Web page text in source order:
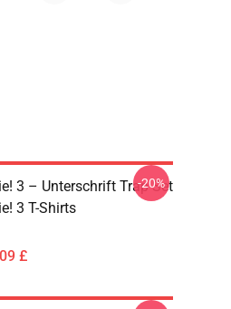
3 – Unterschrift Trap Set
3 T-Shirts
£
-20%